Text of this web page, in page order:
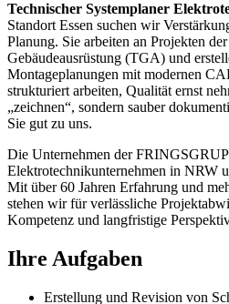
Technischer Systemplaner
Standort Essen suchen wir
Planung. Sie arbeiten an Projekten
Gebäudeausrüstung (TGA) und
Montageplanungen mit modernen
strukturiert arbeiten, Qualität ernst
„zeichnen“, sondern sauber
Sie gut zu uns.
Die Unternehmen der
Elektrotechnikunternehmen in NRW
Mit über 60 Jahren Erfahrung und
stehen wir für verlässliche
Kompetenz und langfristige
Ihre Aufgaben
Erstellung und Revision von